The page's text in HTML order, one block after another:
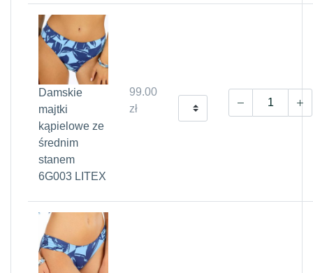
Damskie
majtki
kąpielowe ze
średnim
stanem
6G003 LITEX
99.00
zł